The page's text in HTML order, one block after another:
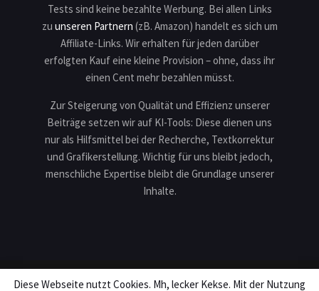
Tests sind keine bezahlte Werbung. Bei allen Links
zu unseren Partnern (zB. Amazon) handelt es sich um
Affiliate-Links. Wir erhalten für jeden darüber
erfolgten Kauf eine kleine Provision – ohne, dass ihr
einen Cent mehr bezahlen müsst.
Zur Steigerung von Qualität und Effizienz unserer
Beiträge setzen wir auf KI-Tools: Diese dienen uns
nur als Hilfsmittel bei der Recherche, Textkorrektur
und Grafikerstellung. Wichtig für uns bleibt jedoch,
menschliche Expertise bleibt die Grundlage unserer
Inhalte.
Diese Webseite nutzt Cookies. Mh, lecker Kekse. Mit der Nutzung